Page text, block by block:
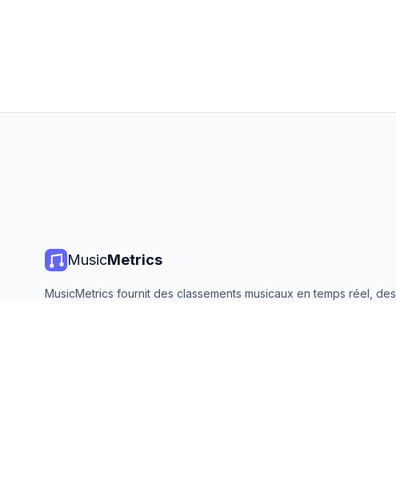
MusicMetrics
MusicMetrics fournit des classements musicaux en temps réel, des